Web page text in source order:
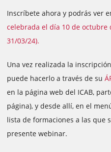
Inscríbete ahora y podrás ver
celebrada el día 10 de octubre
31/03/24).
Una vez realizada la
puede hacerlo a través de su
en la página web del ICAB,
página), y desde allí, en el
lista de formaciones a las que
presente webinar.